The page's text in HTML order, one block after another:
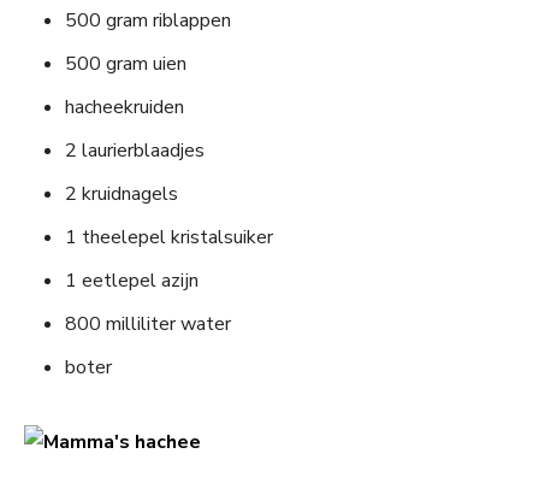
500 gram riblappen
500 gram uien
hacheekruiden
2 laurierblaadjes
2 kruidnagels
1 theelepel kristalsuiker
1 eetlepel azijn
800 milliliter water
boter